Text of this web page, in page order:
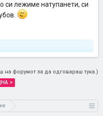
си лежиме натупанети, си
форумот за да одговараш тука.)
>